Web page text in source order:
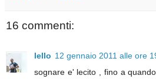
16 commenti:
lello 12 gennaio 2011 alle ore
sognare e' lecito , fino a